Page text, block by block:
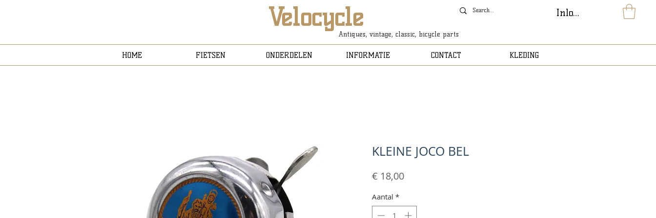
Velocycle
Antiques, vintage, classic, bicycle parts
Inloggen
HOME FIETSEN ONDERDELEN INFORMATIE CONTACT KLEDING
KLEINE JOCO BEL
€ 18,00Prijs
Aantal *